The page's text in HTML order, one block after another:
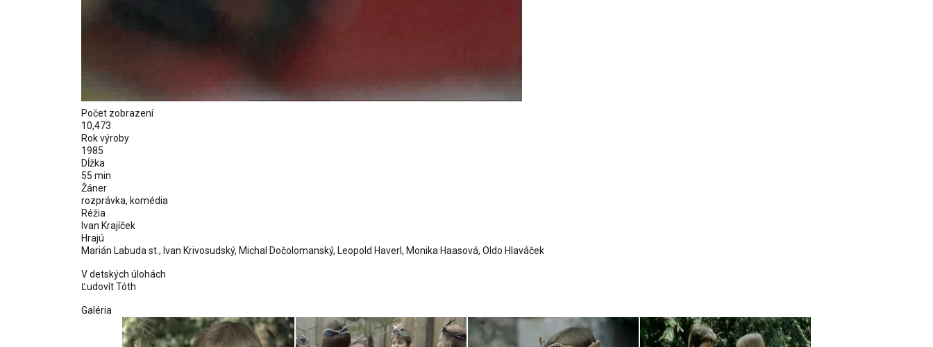
Počet zobrazení
10,473
Rok výroby
1985
Dĺžka
55 min
Žáner
rozprávka, komédia
Réžia
Ivan Krajíček
Hrajú
Marián Labuda st., Ivan Krivosudský, Michal Dočolomanský, Leopold Haverl, Monika Haasová, Oldo Hlaváček
V detských úlohách
Ľudovít Tóth
Galéria